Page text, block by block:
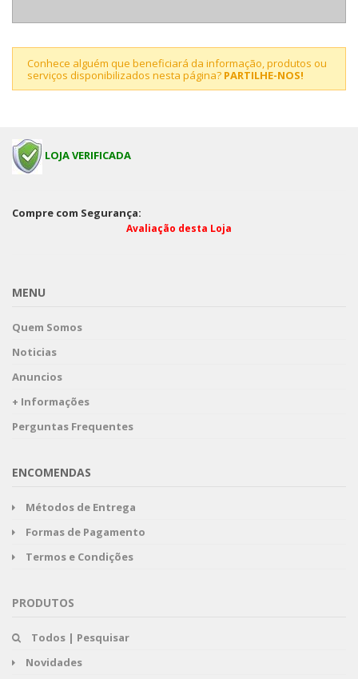
Conhece alguém que beneficiará da informação, produtos ou
serviços disponibilizados nesta página? PARTILHE-NOS!
LOJA VERIFICADA
Compre com Segurança:
Avaliação desta Loja
MENU
Quem Somos
Noticias
Anuncios
+ Informações
Perguntas Frequentes
ENCOMENDAS
Métodos de Entrega
Formas de Pagamento
Termos e Condições
PRODUTOS
Todos | Pesquisar
Novidades